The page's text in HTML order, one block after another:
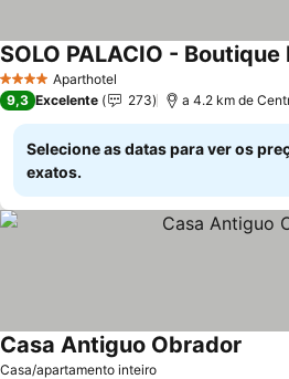
4 EstrelasAparthotel
SOLO PALACIO - Boutique
9,3 Excelente 273 a 4.2 km de
Selecione as datas para ver os
exatos.
Casa/apartamento inteiro
Casa Antiguo Obrador